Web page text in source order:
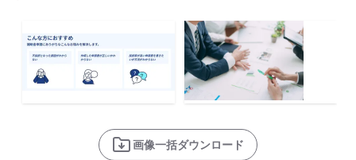
画像一括ダウンロード